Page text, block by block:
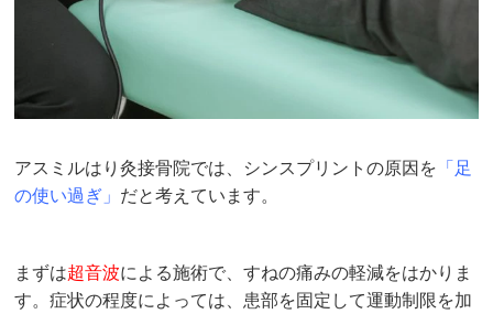
アスミルはり灸接骨院では、シンスプリントの原因を 「足
の使い過ぎ」 だと考えています。
まずは超音波による施術で、すねの痛みの軽減をはかりま
す。症状の程度によっては、患部を固定して運動制限を加